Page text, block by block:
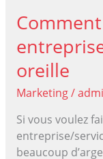
oreille
Marketing/
Si vous voulez
entreprise/
beaucoup